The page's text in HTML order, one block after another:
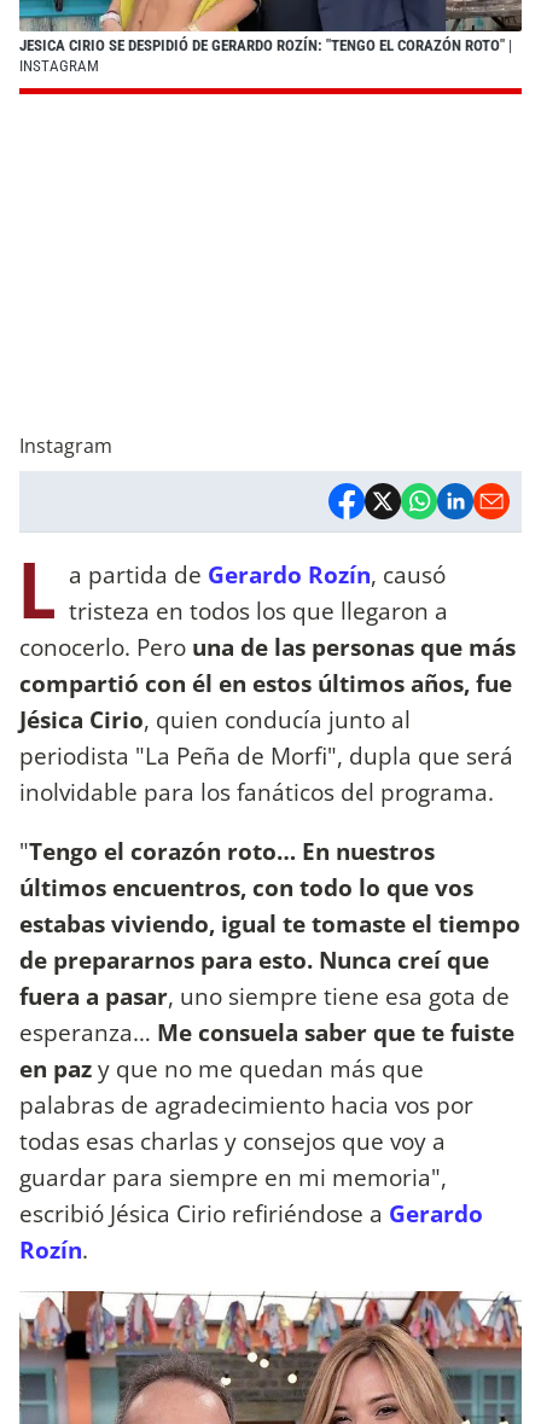
JESICA CIRIO SE DESPIDIÓ DE GERARDO ROZÍN: "TENGO EL CORAZÓN ROTO" |
INSTAGRAM
Instagram
L a partida de Gerardo Rozín, causó
tristeza en todos los que llegaron a
conocerlo. Pero una de las personas que más
compartió con él en estos últimos años, fue
Jésica Cirio, quien conducía junto al
periodista "La Peña de Morfi", dupla que será
inolvidable para los fanáticos del programa.
"Tengo el corazón roto… En nuestros
últimos encuentros, con todo lo que vos
estabas viviendo, igual te tomaste el tiempo
de prepararnos para esto. Nunca creí que
fuera a pasar, uno siempre tiene esa gota de
esperanza… Me consuela saber que te fuiste
en pazy que no me quedan más que
palabras de agradecimiento hacia vos por
todas esas charlas y consejos que voy a
guardar para siempre en mi memoria",
escribió Jésica Cirio refiriéndose a Gerardo
Rozín.